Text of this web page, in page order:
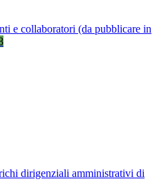
e collaboratori (da pubblicare in
dirigenziali amministrativi di